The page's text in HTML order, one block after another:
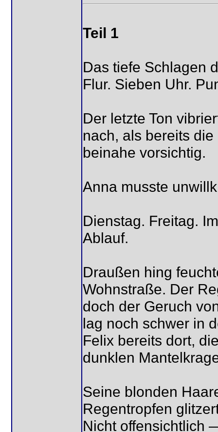
Teil 1
Das tiefe Schlagen
Flur. Sieben Uhr.
Der letzte Ton
nach, als bereits
beinahe vorsichtig.
Anna musste
Dienstag. Freitag.
Ablauf.
Draußen hing
Wohnstraße. Der
doch der Geruch
lag noch schwer in
Felix bereits dort,
dunklen
Seine blonden
Regentropfen
Nicht offensichtlich